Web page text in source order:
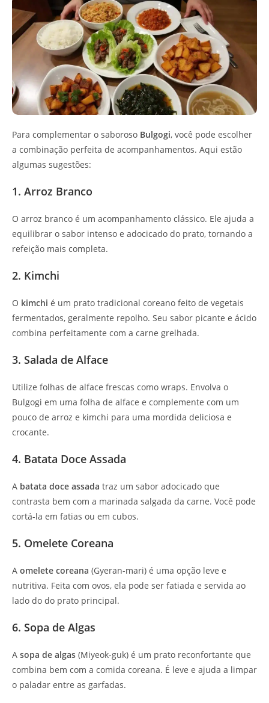
Para complementar o saboroso Bulgogi, você pode escolher
a combinação perfeita de acompanhamentos. Aqui estão
algumas sugestões:
1. Arroz Branco
O arroz branco é um acompanhamento clássico. Ele ajuda a
equilibrar o sabor intenso e adocicado do prato, tornando a
refeição mais completa.
2. Kimchi
O kimchi é um prato tradicional coreano feito de vegetais
fermentados, geralmente repolho. Seu sabor picante e ácido
combina perfeitamente com a carne grelhada.
3. Salada de Alface
Utilize folhas de alface frescas como wraps. Envolva o
Bulgogi em uma folha de alface e complemente com um
pouco de arroz e kimchi para uma mordida deliciosa e
crocante.
4. Batata Doce Assada
A batata doce assada traz um sabor adocicado que
contrasta bem com a marinada salgada da carne. Você pode
cortá-la em fatias ou em cubos.
5. Omelete Coreana
A omelete coreana (Gyeran-mari) é uma opção leve e
nutritiva. Feita com ovos, ela pode ser fatiada e servida ao
lado do do prato principal.
6. Sopa de Algas
A sopa de algas (Miyeok-guk) é um prato reconfortante que
combina bem com a comida coreana. É leve e ajuda a limpar
o paladar entre as garfadas.